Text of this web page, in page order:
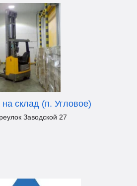
склад (п. Угловое)
Заводской 27